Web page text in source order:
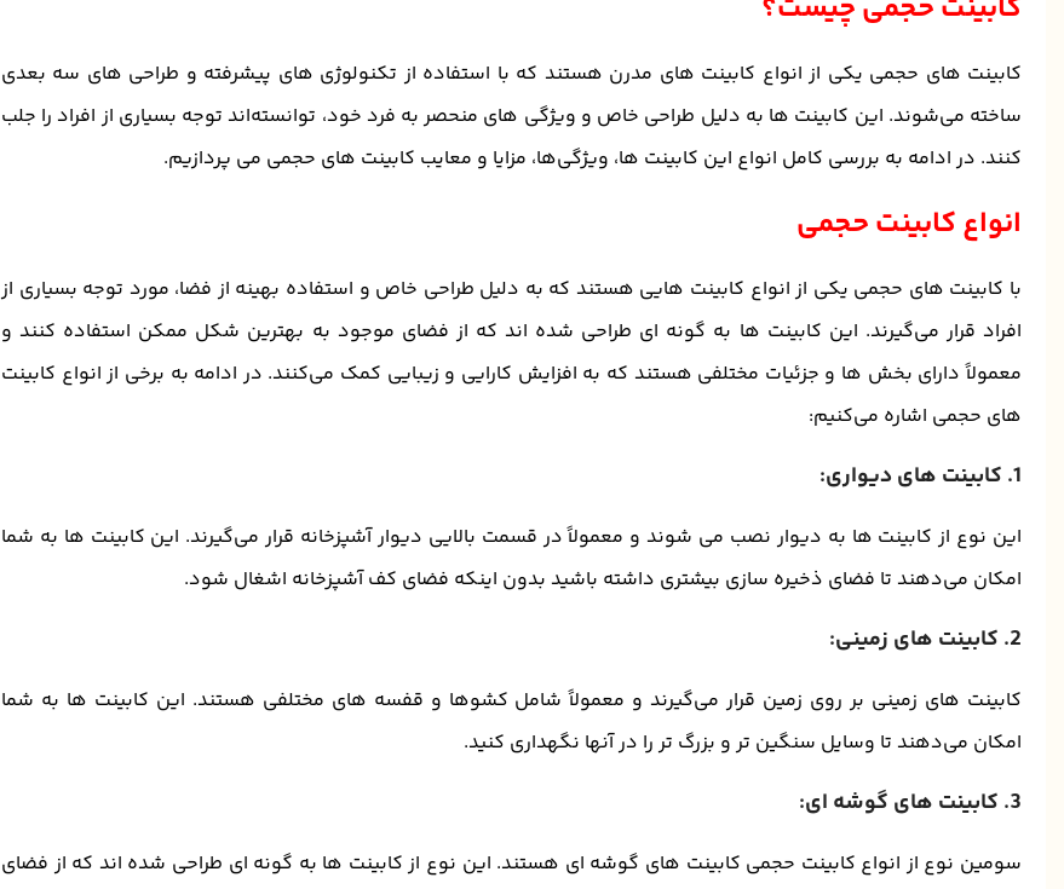
کابینت ‌های حجمی یکی از انواع کابینت ‌های مدرن هستند که با استفاده از تکنولوژی ‌های پیشرفته و طراحی‌ های سه ‌بعدی
ساخته می‌شوند. این کابینت ‌ها به دلیل طراحی خاص و ویژگی ‌های منحصر به فرد خود، توانسته‌اند توجه بسیاری از افراد را جلب
کنند. در ادامه به بررسی کامل انواع این کابینت ها، ویژگی‌ها، مزایا و معایب کابینت‌ های حجمی می ‌پردازیم.
انواع کابینت حجمی
با کابینت ‌های حجمی یکی از انواع کابینت ‌هایی هستند که به دلیل طراحی خاص و استفاده بهینه از فضا، مورد توجه بسیاری از
افراد قرار می‌گیرند. این کابینت ‌ها به گونه ‌ای طراحی شده ‌اند که از فضای موجود به بهترین شکل ممکن استفاده کنند و
معمولاً دارای بخش ‌ها و جزئیات مختلفی هستند که به افزایش کارایی و زیبایی کمک می‌کنند. در ادامه به برخی از انواع کابینت‌
های حجمی اشاره می‌کنیم:
1. کابینت ‌های دیواری:
این نوع از کابینت‌ ها به دیوار نصب می ‌شوند و معمولاً در قسمت بالایی دیوار آشپزخانه قرار می‌گیرند. این کابینت ‌ها به شما
امکان می‌دهند تا فضای ذخیره ‌سازی بیشتری داشته باشید بدون اینکه فضای کف آشپزخانه اشغال شود.
2. کابینت ‌های زمینی:
کابینت ‌های زمینی بر روی زمین قرار می‌گیرند و معمولاً شامل کشوها و قفسه‌ های مختلفی هستند. این کابینت ‌ها به شما
امکان می‌دهند تا وسایل سنگین ‌تر و بزرگ ‌تر را در آنها نگهداری کنید.
3. کابینت ‌های گوشه‌ ای:
سومین نوع از انواع کابینت حجمی کابینت های گوشه ای هستند. این نوع از کابینت ‌ها به گونه ‌ای طراحی شده‌ اند که از فضای